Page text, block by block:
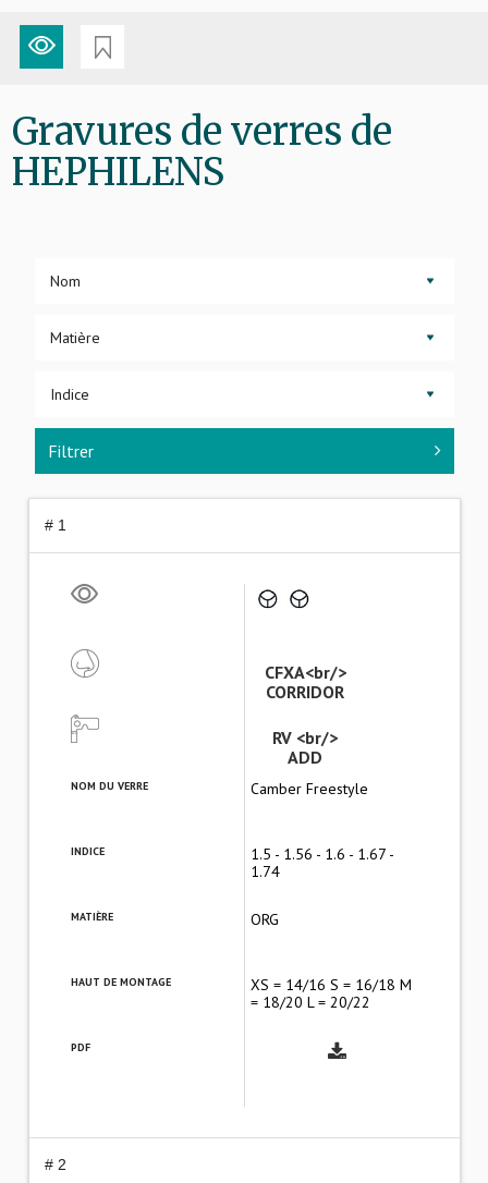
Gravures de verres de
HEPHILENS
Filtrer
# 1
CFXA<br/>
CORRIDOR
RV <br/>
ADD
NOM DU VERRE Camber Freestyle
INDICE
1.5 - 1.56 - 1.6 - 1.67 -
1.74
MATIÈRE ORG
HAUT DE MONTAGE
XS = 14/16 S = 16/18 M
= 18/20 L = 20/22
PDF
# 2